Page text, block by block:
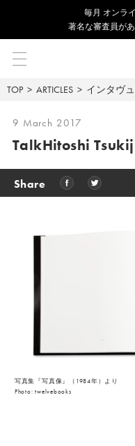
毎⽉ オンラ
著名な審査員が
TOP ARTICLES インタヴ
9 March 2017
TalkHitoshi
Share
写真集『写真像』（1984年）より
Photo: twelvebooks